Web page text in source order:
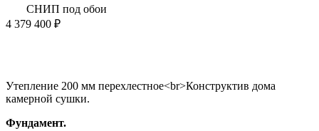
СНИП под обои
4 379 400 ₽
Утепление 200 мм перехлестное<br>Конструктив дома
камерной сушки.
Фундамент.